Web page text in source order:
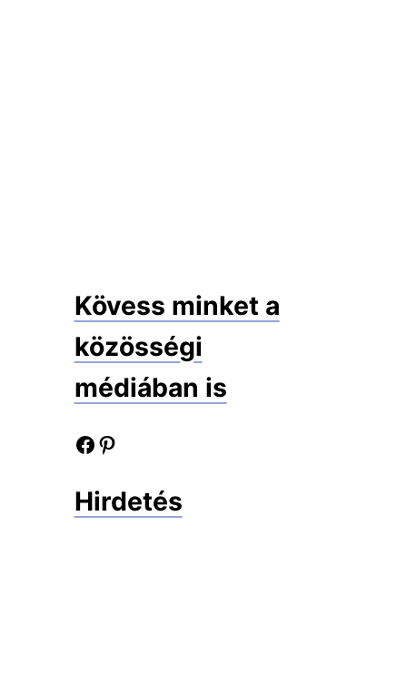
Kövess minket a
közösségi
médiában is
Facebook oldalunk Pinterest oldalunk
Hirdetés